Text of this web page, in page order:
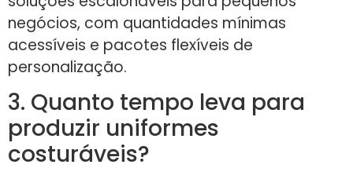
negócios, com quantidades mínimas
acessíveis e pacotes flexíveis de
personalização.
3. Quanto tempo leva para
produzir uniformes
costuráveis?